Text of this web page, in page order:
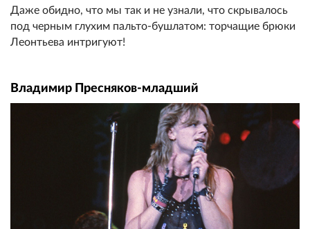
Даже обидно, что мы так и не узнали, что скрывалось
под черным глухим пальто-бушлатом: торчащие брюки
Леонтьева интригуют!
Владимир Пресняков-младший